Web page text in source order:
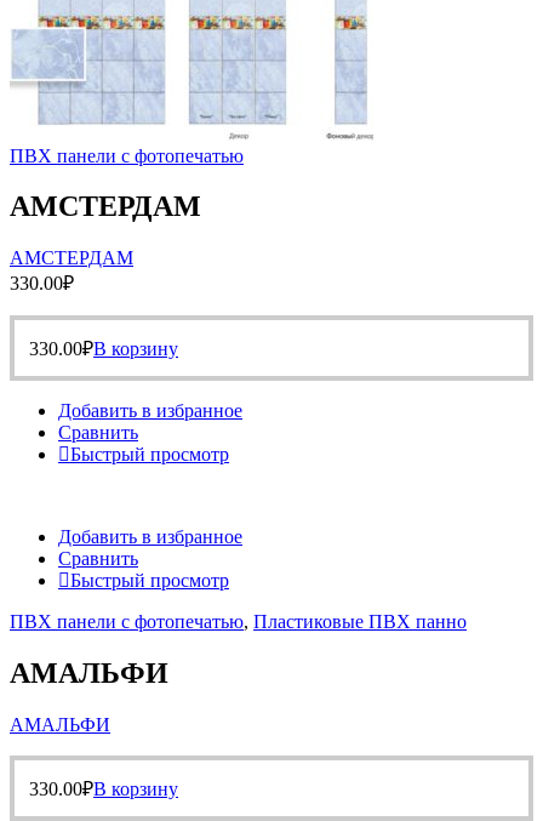
ПВХ панели с фотопечатью
АМСТЕРДАМ
АМСТЕРДАМ
330.00₽
330.00₽В корзину
Добавить в избранное
Сравнить
Быстрый просмотр
Добавить в избранное
Сравнить
Быстрый просмотр
ПВХ панели с фотопечатью, Пластиковые ПВХ панно
АМАЛЬФИ
АМАЛЬФИ
330.00₽В корзину